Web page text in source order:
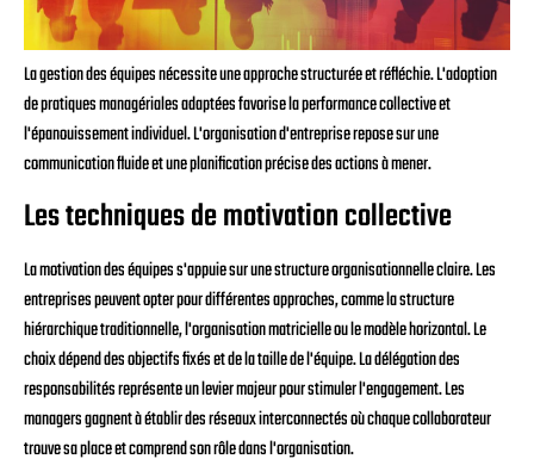
La gestion des équipes nécessite une approche structurée et réfléchie. L'adoption
de pratiques managériales adaptées favorise la performance collective et
l'épanouissement individuel. L'organisation d'entreprise repose sur une
communication fluide et une planification précise des actions à mener.
Les techniques de motivation collective
La motivation des équipes s'appuie sur une structure organisationnelle claire. Les
entreprises peuvent opter pour différentes approches, comme la structure
hiérarchique traditionnelle, l'organisation matricielle ou le modèle horizontal. Le
choix dépend des objectifs fixés et de la taille de l'équipe. La délégation des
responsabilités représente un levier majeur pour stimuler l'engagement. Les
managers gagnent à établir des réseaux interconnectés où chaque collaborateur
trouve sa place et comprend son rôle dans l'organisation.